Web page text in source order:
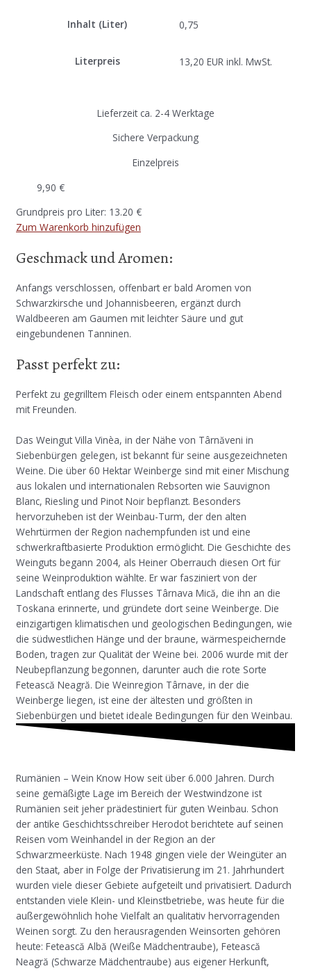
Inhalt (Liter) 0,75
Literpreis 13,20 EUR inkl. MwSt.
Lieferzeit ca. 2-4 Werktage
Sichere Verpackung
Einzelpreis
9,90 €
Grundpreis pro Liter: 13.20 €
Zum Warenkorb hinzufügen
Geschmack und Aromen:
Anfangs verschlossen, offenbart er bald Aromen von
Schwarzkirsche und Johannisbeeren, ergänzt durch
Waldbeeren am Gaumen mit leichter Säure und gut
eingebundenen Tanninen.
Passt perfekt zu:
Perfekt zu gegrilltem Fleisch oder einem entspannten Abend
mit Freunden.
Das Weingut Villa Vinèa, in der Nähe von Târnăveni in
Siebenbürgen gelegen, ist bekannt für seine ausgezeichneten
Weine. Die über 60 Hektar Weinberge sind mit einer Mischung
aus lokalen und internationalen Rebsorten wie Sauvignon
Blanc, Riesling und Pinot Noir bepflanzt. Besonders
hervorzuheben ist der Weinbau-Turm, der den alten
Wehrtürmen der Region nachempfunden ist und eine
schwerkraftbasierte Produktion ermöglicht. Die Geschichte des
Weinguts begann 2004, als Heiner Oberrauch diesen Ort für
seine Weinproduktion wählte. Er war fasziniert von der
Landschaft entlang des Flusses Târnava Mică, die ihn an die
Toskana erinnerte, und gründete dort seine Weinberge. Die
einzigartigen klimatischen und geologischen Bedingungen, wie
die südwestlichen Hänge und der braune, wärmespeichernde
Boden, tragen zur Qualität der Weine bei. 2006 wurde mit der
Neubepflanzung begonnen, darunter auch die rote Sorte
Fetească Neagră. Die Weinregion Târnave, in der die
Weinberge liegen, ist eine der ältesten und größten in
Siebenbürgen und bietet ideale Bedingungen für den Weinbau.
Rumänien – Wein Know How seit über 6.000 Jahren. Durch
seine gemäßigte Lage im Bereich der Westwindzone ist
Rumänien seit jeher prädestiniert für guten Weinbau. Schon
der antike Geschichtsschreiber Herodot berichtete auf seinen
Reisen vom Weinhandel in der Region an der
Schwarzmeerküste. Nach 1948 gingen viele der Weingüter an
den Staat, aber in Folge der Privatisierung im 21. Jahrhundert
wurden viele dieser Gebiete aufgeteilt und privatisiert. Dadurch
entstanden viele Klein- und Kleinstbetriebe, was heute für die
außergewöhnlich hohe Vielfalt an qualitativ hervorragenden
Weinen sorgt. Zu den herausragenden Weinsorten gehören
heute: Fetească Albă (Weiße Mädchentraube), Fetească
Neagră (Schwarze Mädchentraube) aus eigener Herkunft,